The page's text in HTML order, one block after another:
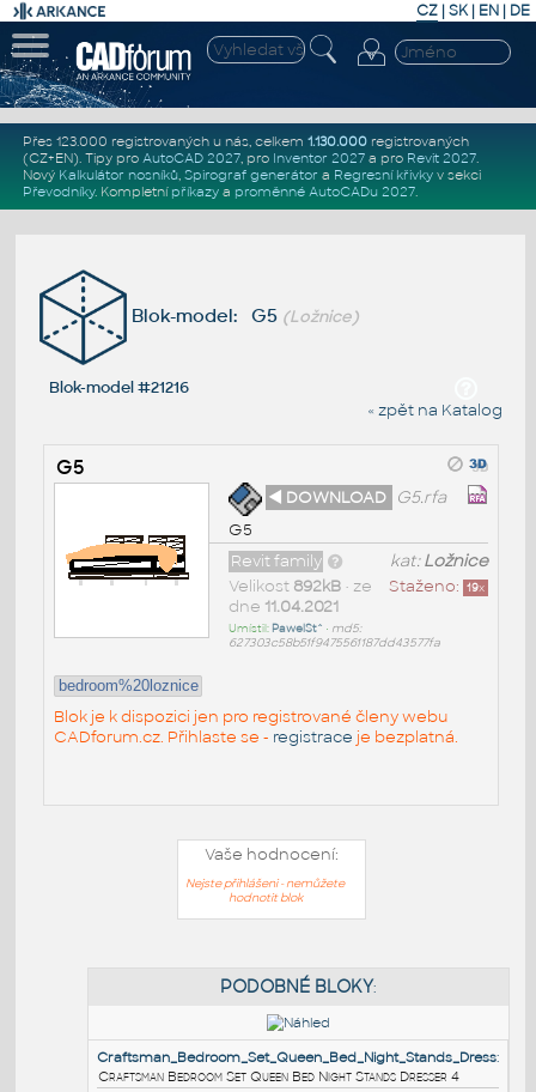
CZ | SK| EN | DE
Přes 123.000 registrovaných u nás, celkem 1.130.000registrovaných
(CZ+EN). Tipy pro AutoCAD 2027, pro Inventor 2027a pro Revit 2027.
Nový Kalkulátor nosníků, Spirograf generátor a Regresní křivkyv sekci
Převodníky. Kompletní příkazya proměnné AutoCADu 2027.
Blok-model: G5 (Ložnice)
Blok-model #21216
« zpět na Katalog
G5
◄ DOWNLOAD G5.rfa
G5
kat:Ložnice
Revit family
Staženo: 19x
Velikost 892kB• ze
dne 11.04.2021
Umístil: PawelSt^ • md5:
627303c58b51f9475561187dd43577fa
bedroom%20loznice
Blok je k dispozici jen pro registrované členy webu
CADforum.cz. Přihlaste se - registrace je bezplatná.
Vaše hodnocení:
Nejste přihlášeni - nemůžete
hodnotit blok